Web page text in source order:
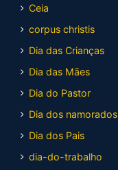
Ceia
corpus christis
Dia das Crianças
Dia das Mães
Dia do Pastor
Dia dos namorados
Dia dos Pais
dia-do-trabalho